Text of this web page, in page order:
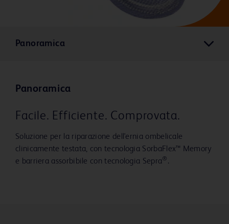
Panoramica
Panoramica
Facile. Efficiente. Comprovata.
Soluzione per la riparazione dell'ernia ombelicale
clinicamente testata, con tecnologia SorbaFlex™ Memory
e barriera assorbibile con tecnologia Sepra® .